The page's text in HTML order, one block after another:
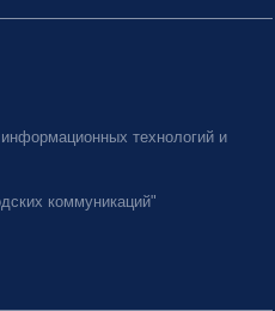
технологий и
коммуникаций"